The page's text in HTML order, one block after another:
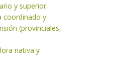
y superior.
coordinado y
(provinciales,
nativa y